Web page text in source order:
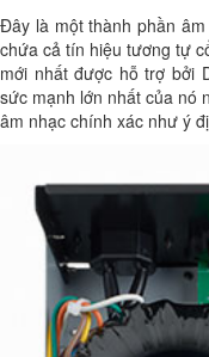
Đây là một thành phần
chứa cả tín hiệu tương tự
mới nhất được hỗ trợ bởi
sức mạnh lớn nhất của nó
âm nhạc chính xác như ý